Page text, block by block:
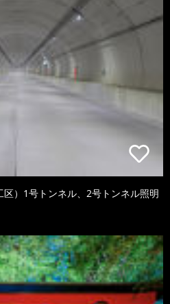
）1号トンネル、2号トンネル照明